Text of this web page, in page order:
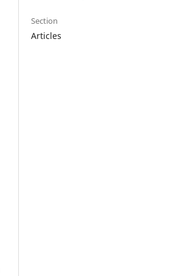
Section
Articles